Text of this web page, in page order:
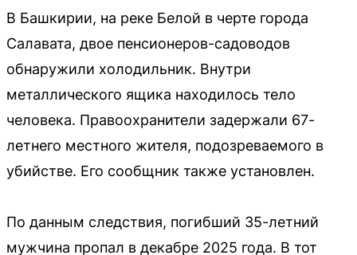
В Башкирии, на реке Белой в черте города
Салавата, двое пенсионеров-садоводов
обнаружили холодильник. Внутри
металлического ящика находилось тело
человека. Правоохранители задержали 67-
летнего местного жителя, подозреваемого в
убийстве. Его сообщник также установлен.
По данным следствия, погибший 35-летний
мужчина пропал в декабре 2025 года. В тот